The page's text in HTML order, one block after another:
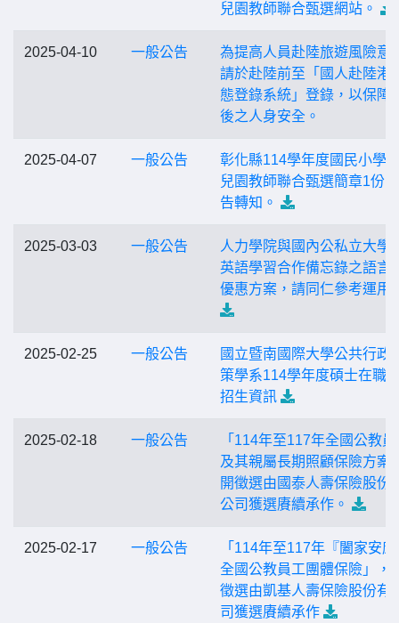
兒園教師聯合甄選網站。
2025-04-10 一般公告
為提高人員赴陸旅遊風險意
請於赴陸前至「國人赴陸港
態登錄系統」登錄，以保障
後之人身安全。
2025-04-07 一般公告
彰化縣114學年度國民小學
兒園教師聯合甄選簡章1份
告轉知。
2025-03-03 一般公告
人力學院與國內公私立大學
英語學習合作備忘錄之語言
優惠方案，請同仁參考運用
2025-02-25 一般公告
國立暨南國際大學公共行政
策學系114學年度碩士在職
招生資訊
2025-02-18 一般公告
「114年至117年全國公教
及其親屬長期照顧保險方案
開徵選由國泰人壽保險股份
公司獲選賡續承作。
2025-02-17 一般公告
「114年至117年『闔家安
全國公教員工團體保險」，
徵選由凱基人壽保險股份有
司獲選賡續承作